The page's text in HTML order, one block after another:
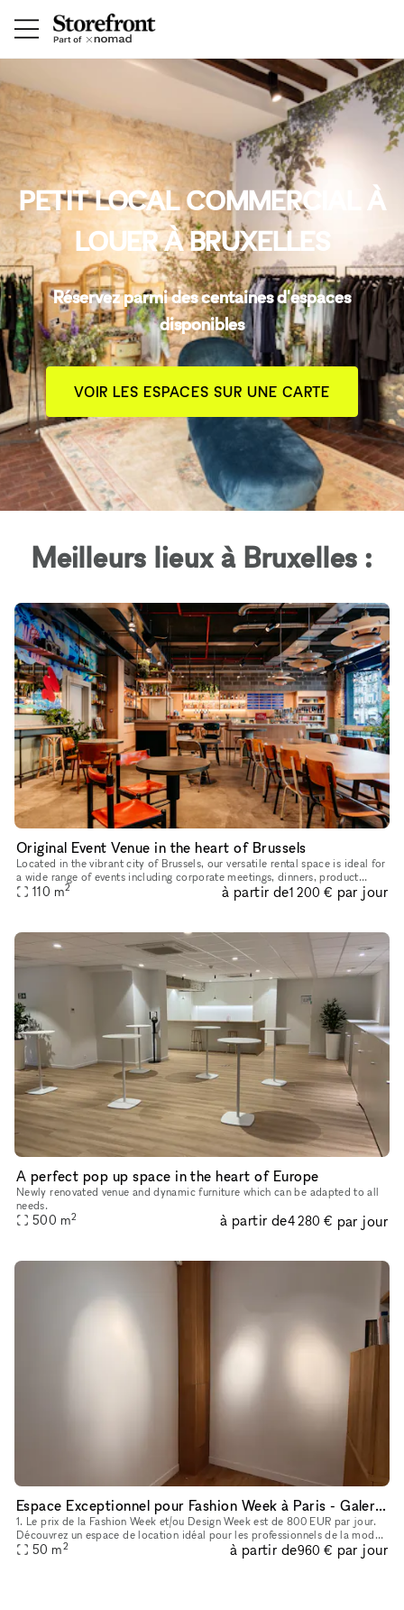
PETIT LOCAL COMMERCIAL À
LOUER À BRUXELLES
Réservez parmi des centaines d'espaces
disponibles
VOIR LES ESPACES SUR UNE CARTE
Meilleurs lieux à Bruxelles :
Original Event Venue in the heart of Brussels
Located in the vibrant city of Brussels, our versatile rental space is ideal for
a wide range of events including corporate meetings, dinners, product
launches, cocktails, and live concerts. Equipped
110 m2 à partir de1 200 € par jour
A perfect pop up space in the heart of Europe
Newly renovated venue and dynamic furniture which can be adapted to all
needs.
500 m2 à partir de4 280 € par jour
Espace Exceptionnel pour Fashion Week à Paris - Galerie d'art, ancien showroom Pierre Cardin (Triangle d'or)
1. Le prix de la Fashion Week et/ou Design Week est de 800 EUR par jour.
Découvrez un espace de location idéal pour les professionnels de la mode
et du commerce de détail, situé près de la célèbre ru
50 m2 à partir de960 € par jour